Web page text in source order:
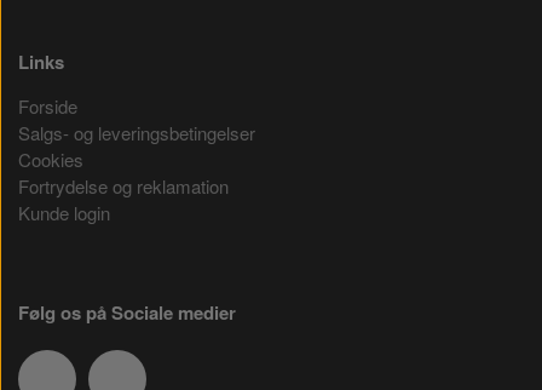
Links
Forside
Salgs- og leveringsbetingelser
Cookies
Fortrydelse og reklamation
Kunde login
Følg os på Sociale medier